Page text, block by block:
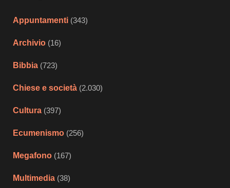
Appuntamenti (343)
Archivio (16)
Bibbia (723)
Chiese e società (2.030)
Cultura (397)
Ecumenismo (256)
Megafono (167)
Multimedia (38)